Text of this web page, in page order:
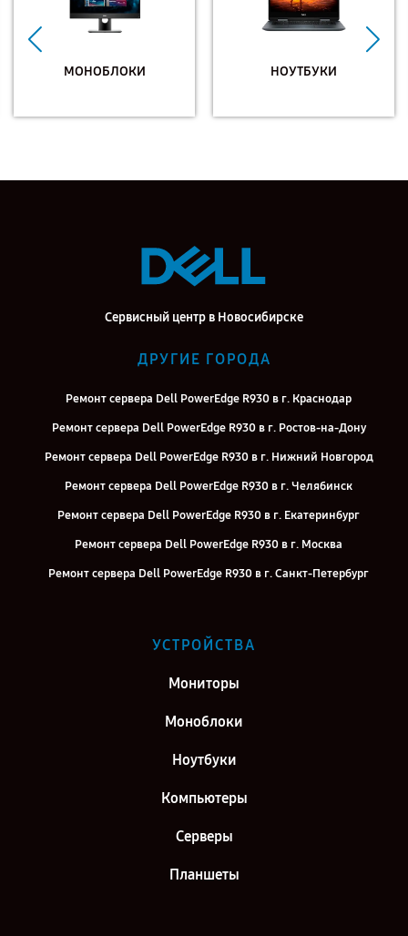
МОНОБЛОКИ НОУТБУКИ
Сервисный центр в Новосибирске
ДРУГИЕ ГОРОДА
Ремонт сервера Dell PowerEdge R930 в г. Краснодар
Ремонт сервера Dell PowerEdge R930 в г. Ростов-на-Дону
Ремонт сервера Dell PowerEdge R930 в г. Нижний Новгород
Ремонт сервера Dell PowerEdge R930 в г. Челябинск
Ремонт сервера Dell PowerEdge R930 в г. Екатеринбург
Ремонт сервера Dell PowerEdge R930 в г. Москва
Ремонт сервера Dell PowerEdge R930 в г. Санкт-Петербург
УСТРОЙСТВА
Мониторы
Моноблоки
Ноутбуки
Компьютеры
Серверы
Планшеты